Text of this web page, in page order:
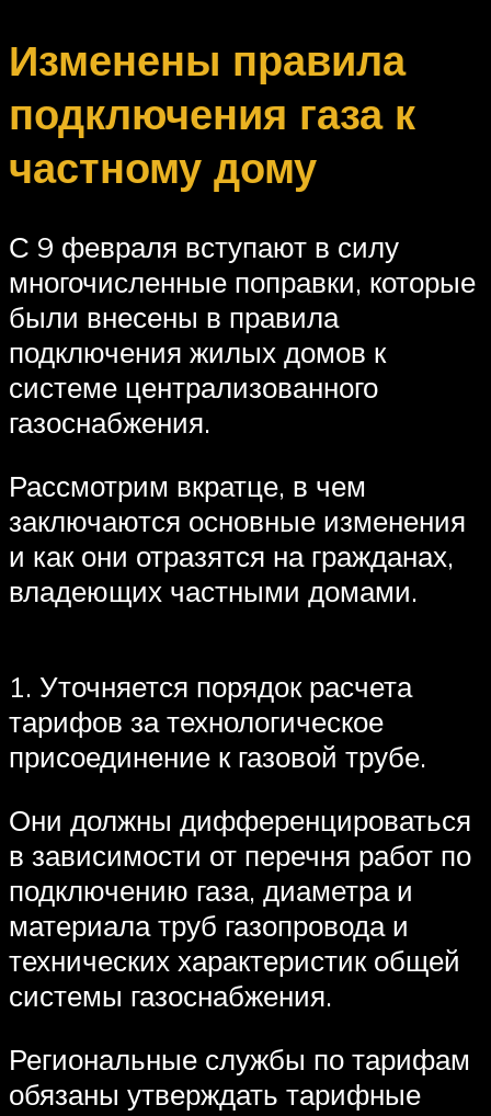
Изменены правила
подключения газа к
частному дому
С 9 февраля вступают в силу
многочисленные поправки, которые
были внесены в правила
подключения жилых домов к
системе централизованного
газоснабжения.
Рассмотрим вкратце, в чем
заключаются основные изменения
и как они отразятся на гражданах,
владеющих частными домами.
1. Уточняется порядок расчета
тарифов за технологическое
присоединение к газовой трубе.
Они должны дифференцироваться
в зависимости от перечня работ по
подключению газа, диаметра и
материала труб газопровода и
технических характеристик общей
системы газоснабжения.
Региональные службы по тарифам
обязаны утверждать тарифные